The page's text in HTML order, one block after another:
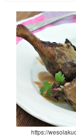
https://